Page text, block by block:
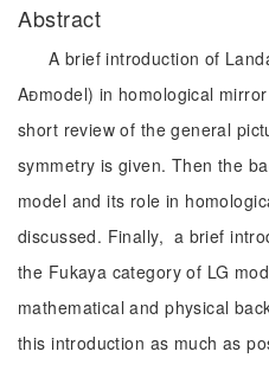
Abstract
A brief introduction of
Amodel) in homological
short review of the general
symmetry is given. Then the
model and its role in
discussed. Finally, a brief
the Fukaya category of LG
mathematical and physical
this introduction as much as